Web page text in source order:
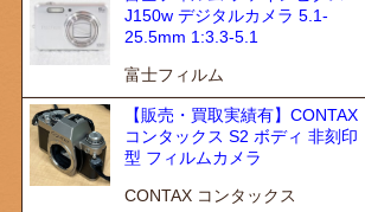
J150w デジタルカメラ 5.1-
25.5mm 1:3.3-5.1
富士フィルム
【販売・買取実績有】CONTAX
コンタックス S2 ボディ 非刻印
型 フィルムカメラ
CONTAX コンタックス